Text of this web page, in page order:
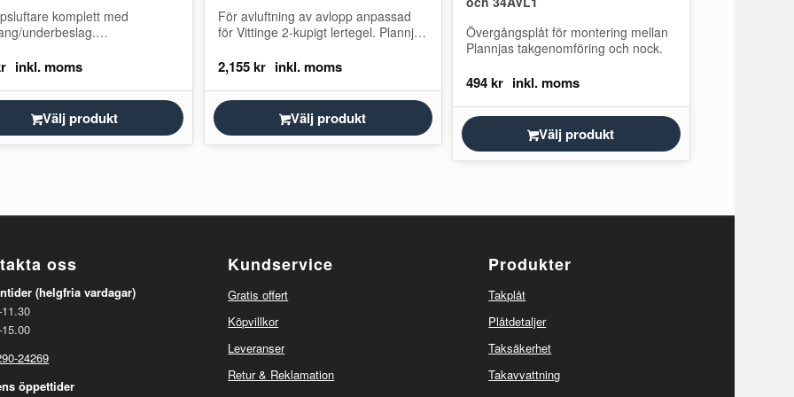
komplett med
underbeslag.
och färgåtergivning till
regnvatten som kan…
Välj produkt
För avluftning av avlopp anpassad
för Vittinge 2-kupigt lertegel. Plannja
av avloppsledningar i bostäder. För
anslutning…
2,155kr
Välj produkt
Övergångsplåt för montering mellan
Plannjas takgenomföring och nock.
494kr
Välj produkt
oss
(helgfria vardagar)
24269
öppettider
Kundservice
Gratis offert
Köpvillkor
Leveranser
Retur & Reklamation
Produkter
Takplåt
Plåtdetaljer
Taksäkerhet
Takavvattning